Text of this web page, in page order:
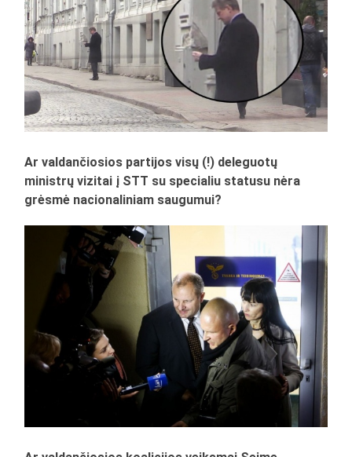
Ar valdančiosios partijos visų (!) deleguotų
ministrų vizitai į STT su specialiu statusu nėra
grėsmė nacionaliniam saugumui?